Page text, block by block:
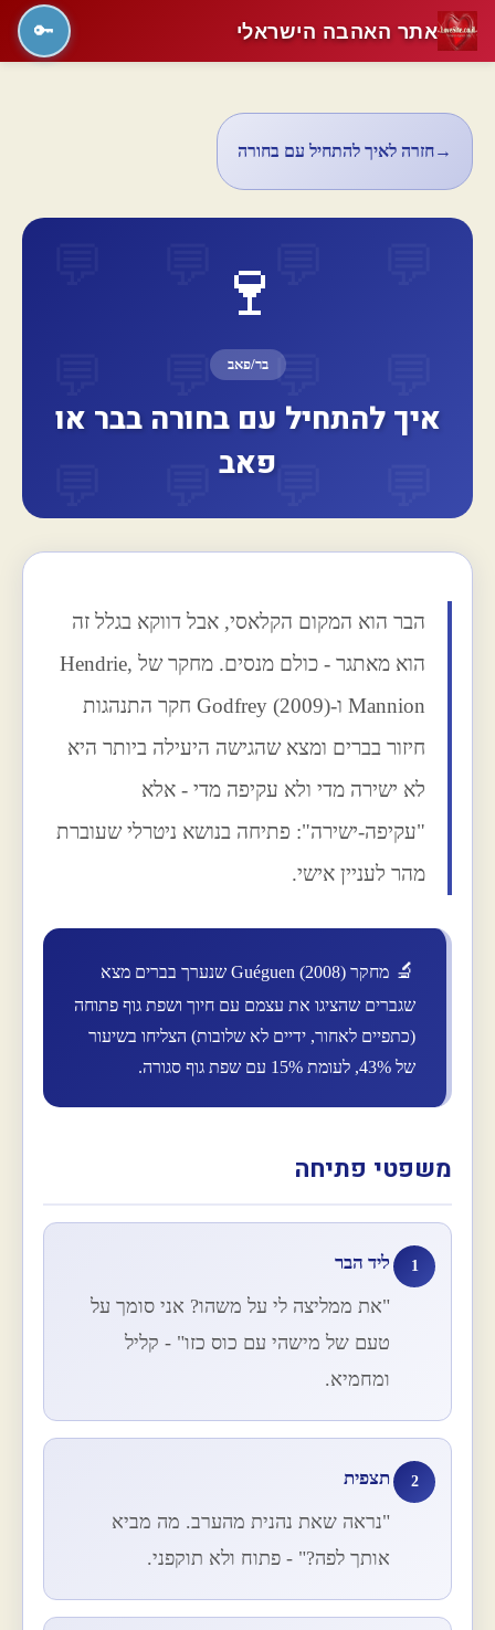
→חזרה לאיך להתחיל עם בחורה
🍷
בר/פאב
איך להתחיל עם בחורה בבר או
פאב
הבר הוא המקום הקלאסי, אבל דווקא בגלל זה
הוא מאתגר - כולם מנסים. מחקר של Hendrie,
Mannion ו-Godfrey (2009) חקר התנהגות
חיזור בברים ומצא שהגישה היעילה ביותר היא
לא ישירה מדי ולא עקיפה מדי - אלא
"עקיפה-ישירה": פתיחה בנושא ניטרלי שעוברת
מהר לעניין אישי.
מחקר Guéguen (2008) שנערך בברים מצא
שגברים שהציגו את עצמם עם חיוך ושפת גוף פתוחה
(כתפיים לאחור, ידיים לא שלובות) הצליחו בשיעור
של 43%, לעומת 15% עם שפת גוף סגורה.
משפטי פתיחה
1 ליד הבר
"את ממליצה לי על משהו? אני סומך על
טעם של מישהי עם כוס כזו" - קליל
ומחמיא.
2 תצפית
"נראה שאת נהנית מהערב. מה מביא
אותך לפה?" - פתוח ולא תוקפני.
אתר האהבה הישראלי 🔑